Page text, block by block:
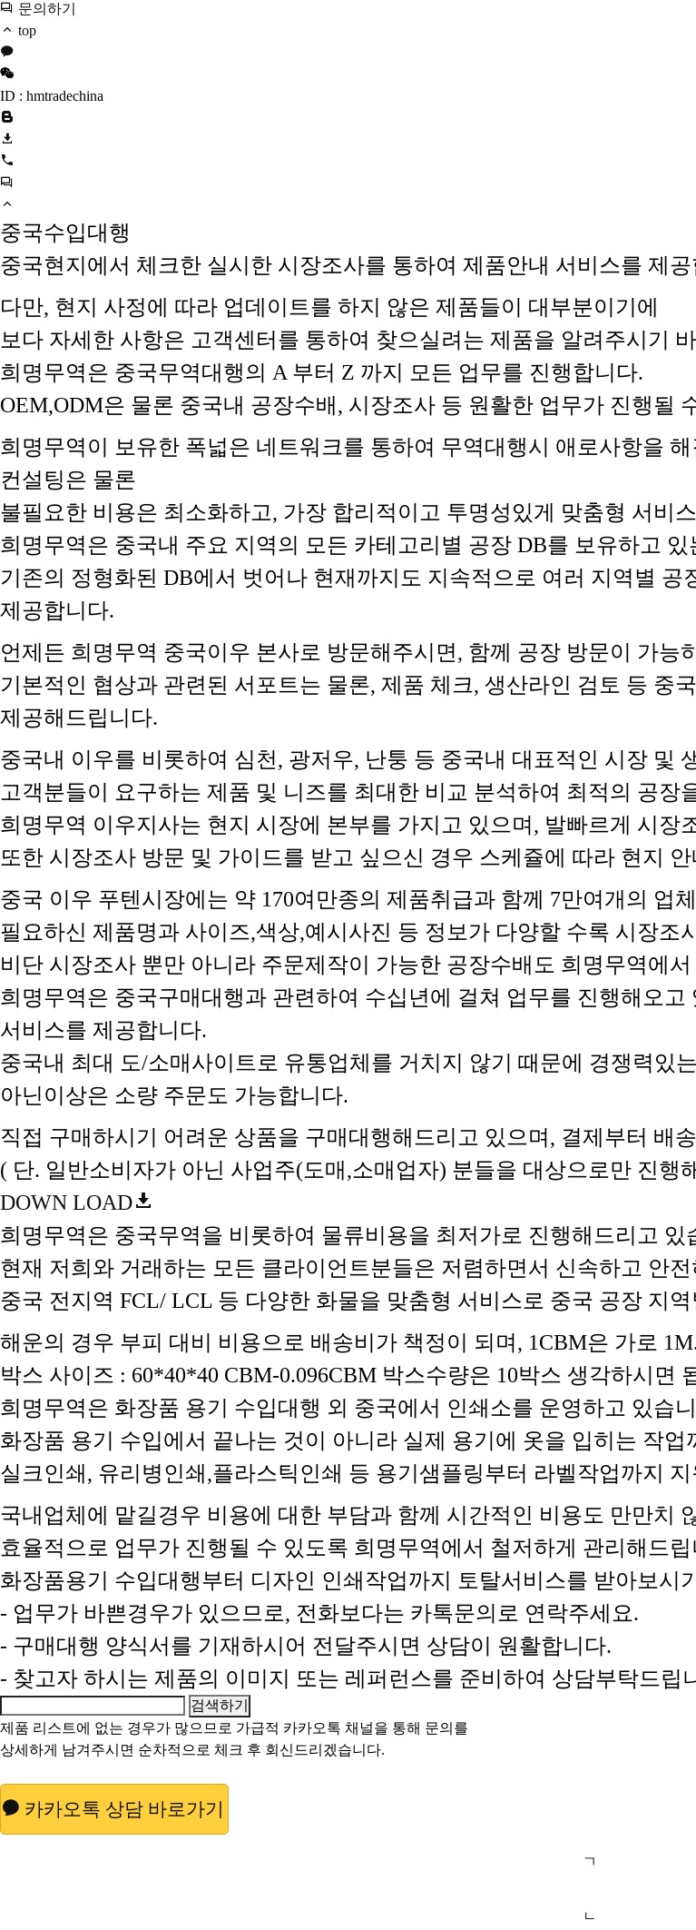
문의하기
top
ID : hmtradechina
중국수입대행
중국현지에서 체크한 실시한 시장조사를 통하여 제품안내 서비스를 제
다만, 현지 사정에 따라 업데이트를 하지 않은 제품들이 대부분이기에
보다 자세한 사항은 고객센터를 통하여 찾으실려는 제품을 알려주시기
희명무역은 중국무역대행의 A 부터 Z 까지 모든 업무를 진행합니다.
OEM,ODM은 물론 중국내 공장수배, 시장조사 등 원활한 업무가 진행될
희명무역이 보유한 폭넓은 네트워크를 통하여 무역대행시 애로사항을
컨설팅은 물론
불필요한 비용은 최소화하고, 가장 합리적이고 투명성있게 맞춤형 서비
희명무역은 중국내 주요 지역의 모든 카테고리별 공장 DB를 보유하고
기존의 정형화된 DB에서 벗어나 현재까지도 지속적으로 여러 지역별
제공합니다.
언제든 희명무역 중국이우 본사로 방문해주시면, 함께 공장 방문이 가
기본적인 협상과 관련된 서포트는 물론, 제품 체크, 생산라인 검토 등 중
제공해드립니다.
중국내 이우를 비롯하여 심천, 광저우, 난퉁 등 중국내 대표적인 시장 및
고객분들이 요구하는 제품 및 니즈를 최대한 비교 분석하여 최적의 공장
희명무역 이우지사는 현지 시장에 본부를 가지고 있으며, 발빠르게 시장
또한 시장조사 방문 및 가이드를 받고 싶으신 경우 스케쥴에 따라 현지
중국 이우 푸텐시장에는 약 170여만종의 제품취급과 함께 7만여개의 업
필요하신 제품명과 사이즈,색상,예시사진 등 정보가 다양할 수록 시장조
비단 시장조사 뿐만 아니라 주문제작이 가능한 공장수배도 희명무역에
희명무역은 중국구매대행과 관련하여 수십년에 걸쳐 업무를 진행해오
서비스를 제공합니다.
중국내 최대 도/소매사이트로 유통업체를 거치지 않기 때문에 경쟁력있
아닌이상은 소량 주문도 가능합니다.
직접 구매하시기 어려운 상품을 구매대행해드리고 있으며, 결제부터 배
( 단. 일반소비자가 아닌 사업주(도매,소매업자) 분들을 대상으로만 진행
DOWN LOAD
희명무역은 중국무역을 비롯하여 물류비용을 최저가로 진행해드리고 있
현재 저희와 거래하는 모든 클라이언트분들은 저렴하면서 신속하고 안
중국 전지역 FCL/ LCL 등 다양한 화물을 맞춤형 서비스로 중국 공장 지
해운의 경우 부피 대비 비용으로 배송비가 책정이 되며, 1CBM은 가로
박스 사이즈 : 60*40*40 CBM-0.096CBM 박스수량은 10박스 생각하시면
희명무역은 화장품 용기 수입대행 외 중국에서 인쇄소를 운영하고 있습
화장품 용기 수입에서 끝나는 것이 아니라 실제 용기에 옷을 입히는 작
실크인쇄, 유리병인쇄,플라스틱인쇄 등 용기샘플링부터 라벨작업까지
국내업체에 맡길경우 비용에 대한 부담과 함께 시간적인 비용도 만만치
효율적으로 업무가 진행될 수 있도록 희명무역에서 철저하게 관리해드립
화장품용기 수입대행부터 디자인 인쇄작업까지 토탈서비스를 받아보시
- 업무가 바쁜경우가 있으므로, 전화보다는 카톡문의로 연락주세요.
- 구매대행 양식서를 기재하시어 전달주시면 상담이 원활합니다.
- 찾고자 하시는 제품의 이미지 또는 레퍼런스를 준비하여 상담부탁드립
제품 리스트에 없는 경우가 많으므로 가급적 카카오톡 채널을 통해 문의를
상세하게 남겨주시면 순차적으로 체크 후 회신드리겠습니다.
카카오톡 상담 바로가기
ㄱ
ㄴ